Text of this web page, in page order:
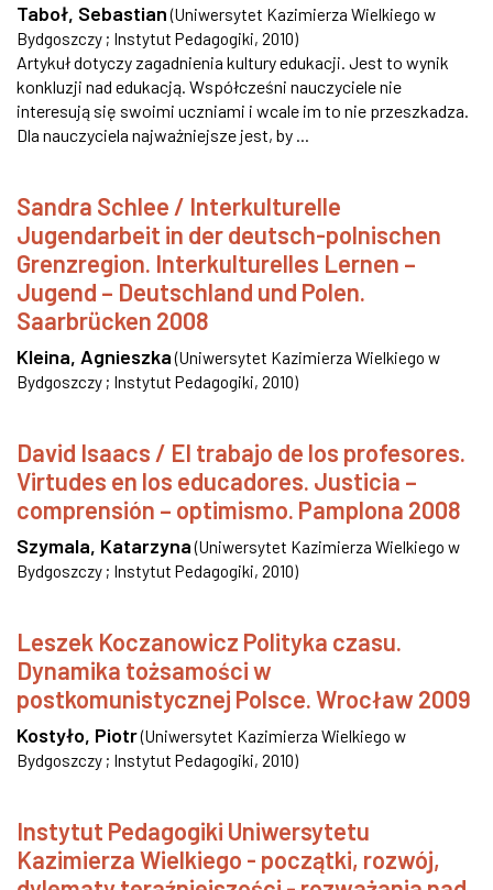
Taboł, Sebastian (Uniwersytet Kazimierza Wielkiego w
Bydgoszczy ; Instytut Pedagogiki, 2010)
Artykuł dotyczy zagadnienia kultury edukacji. Jest to wynik
konkluzji nad edukacją. Współcześni nauczyciele nie
interesują się swoimi uczniami i wcale im to nie przeszkadza.
Dla nauczyciela najważniejsze jest, by ...
Sandra Schlee / Interkulturelle
Jugendarbeit in der deutsch-polnischen
Grenzregion. Interkulturelles Lernen –
Jugend – Deutschland und Polen.
Saarbrücken 2008
Kleina, Agnieszka (Uniwersytet Kazimierza Wielkiego w
Bydgoszczy ; Instytut Pedagogiki, 2010)
David Isaacs / El trabajo de los profesores.
Virtudes en los educadores. Justicia –
comprensión – optimismo. Pamplona 2008
Szymala, Katarzyna (Uniwersytet Kazimierza Wielkiego w
Bydgoszczy ; Instytut Pedagogiki, 2010)
Leszek Koczanowicz Polityka czasu.
Dynamika tożsamości w
postkomunistycznej Polsce. Wrocław 2009
Kostyło, Piotr(Uniwersytet Kazimierza Wielkiego w
Bydgoszczy ; Instytut Pedagogiki, 2010)
Instytut Pedagogiki Uniwersytetu
Kazimierza Wielkiego - początki, rozwój,